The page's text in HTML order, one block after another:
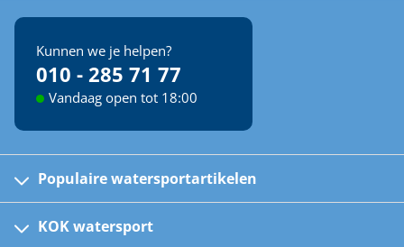
Kunnen we je helpen?
010 - 285 71 77
Vandaag open tot 18:00
Populaire watersportartikelen
Kinder reddingsvesten
KOK watersport